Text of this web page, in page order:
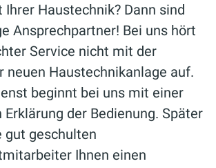
Ihrer Haustechnik? Dann sind
Ansprechpartner! Bei uns hört
Service nicht mit der
neuen Haustechnikanlage auf.
beginnt bei uns mit einer
der Bedienung. Später
gut geschulten
Ihnen einen